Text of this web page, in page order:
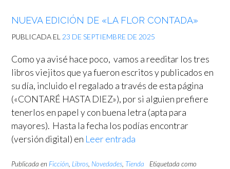
NUEVA EDICIÓN DE «LA FLOR CONTADA»
PUBLICADA EL 23 DE SEPTIEMBRE DE 2025
Como ya avisé hace poco, vamos a reeditar los tres
libros viejitos que ya fueron escritos y publicados en
su día, incluido el regalado a través de esta página
(«CONTARÉ HASTA DIEZ»), por si alguien prefiere
tenerlos en papel y con buena letra (apta para
mayores). Hasta la fecha los podías encontrar
(versión digital) en Leer entrada
Publicada en Ficción, Libros, Novedades, Tienda
Etiquetada como